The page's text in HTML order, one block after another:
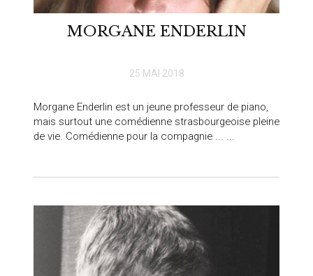
MORGANE ENDERLIN
25 MAI 2018
Morgane Enderlin est un jeune professeur de piano,
mais surtout une comédienne strasbourgeoise pleine
de vie. Comédienne pour la compagnie ... ...